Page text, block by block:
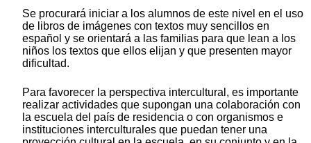
Se procurará iniciar a los alumnos de este nivel en el uso
de libros de imágenes con textos muy sencillos en
español y se orientará a las familias para que lean a los
niños los textos que ellos elijan y que presenten mayor
dificultad.
Para favorecer la perspectiva intercultural, es importante
realizar actividades que supongan una colaboración con
la escuela del país de residencia o con organismos e
instituciones interculturales que puedan tener una